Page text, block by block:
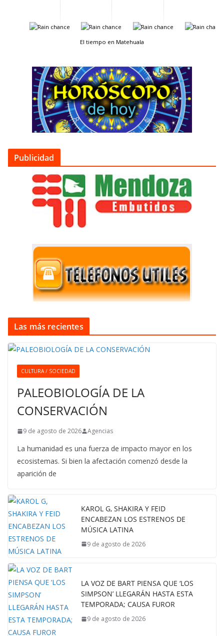
- - - -
El tiempo en Matehuala
Publicidad
Las más recientes
CULTURA / SOCIEDAD
PALEOBIOLOGÍA DE LA
CONSERVACIÓN
9 de agosto de 2026 Agencias
La humanidad es una fuerza de impacto mayor en los
ecosistemas. Si bien la afectación comenzó desde la
aparición de
KAROL G, SHAKIRA Y FEID
ENCABEZAN LOS ESTRENOS DE
MÚSICA LATINA
9 de agosto de 2026
LA VOZ DE BART PIENSA QUE ‘LOS
SIMPSON’ LLEGARÁN HASTA ESTA
TEMPORADA; CAUSA FUROR
9 de agosto de 2026